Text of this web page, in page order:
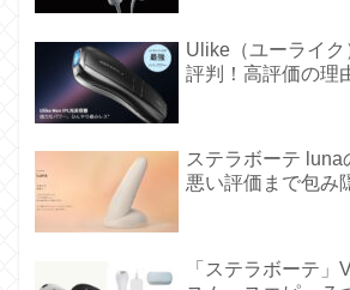
Ulike（ユーライク
評判！高評価の理
ステラボーテ luna
悪い評価まで包み
「ステラボーテ」